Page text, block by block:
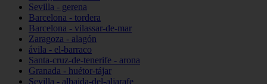
Sevilla - gerena
Barcelona - tordera
Barcelona - vilassar-de-mar
Zaragoza - alagón
ávila - el-barraco
Santa-cruz-de-tenerife - arona
Granada - huétor-tájar
Sevilla - albaida-del-aljarafe